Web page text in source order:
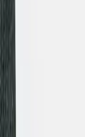
animar.
ilustração ou
num vídeo
formatos